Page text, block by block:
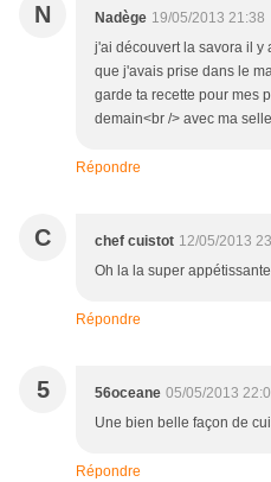
N Nadège 19/05/2013 21:38
j'ai découvert la savora il y
que j'avais prise dans le
garde ta recette pour mes
demain<br /> avec ma
Répondre
C chef cuistot 12/05/2013
Oh la la super
Répondre
5 56oceane 05/05/2013
Une bien belle façon de
Répondre